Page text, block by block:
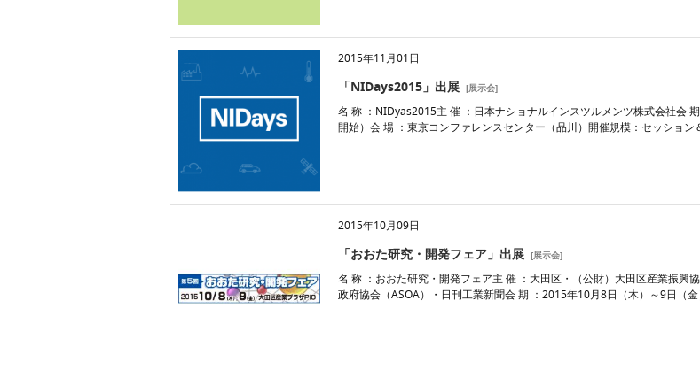
2015年11月01日
「NIDays2015」出展 [展示会]
名 称 ：NIDyas2015主 催 ：日本ナショナルインスツルメンツ株式会社会
開始）会 場 ：東京コンファレンスセンター（品川）開催規模：セッショ
2015年10月09日
「おおた研究・開発フェア」出展 [展示会]
名 称 ：おおた研究・開発フェア主 催 ：大田区・（公財）大田区産業振興
政府協会（ASOA）・日刊工業新聞会 期 ：2015年10月8日（木）～9日（